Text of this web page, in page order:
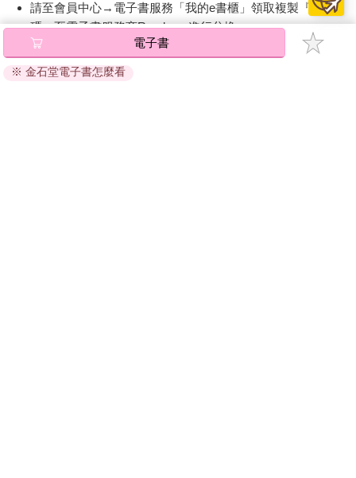
請至會員中心→電子書服務「我的e書櫃」領取複製『兌換
碼』至電子書服務商Readmoo進行兌換。
退換貨須知：
因版權保護，您在金石堂所購買的電子書僅能以金石堂專屬
電子書
※ 金石堂電子書怎麼看